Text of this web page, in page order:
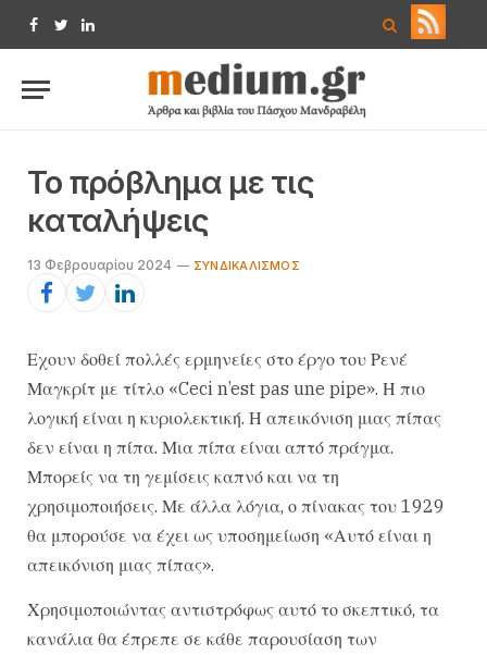
Facebook
TwitterLinkedIn
Το πρόβλημα με τις
καταλήψεις
13 Φεβρουαρίου 2024 ΣΥΝΔΙΚΑΛΙΣΜΌΣ
Εχουν δοθεί πολλές ερμηνείες στο έργο του Ρενέ
Μαγκρίτ με τίτλο «Ceci n’est pas une pipe». Η πιο
λογική είναι η κυριολεκτική. Η απεικόνιση μιας πίπας
δεν είναι η πίπα. Μια πίπα είναι απτό πράγμα.
Μπορείς να τη γεμίσεις καπνό και να τη
χρησιμοποιήσεις. Με άλλα λόγια, ο πίνακας του 1929
θα μπορούσε να έχει ως υποσημείωση «Αυτό είναι η
απεικόνιση μιας πίπας».
Χρησιμοποιώντας αντιστρόφως αυτό το σκεπτικό, τα
κανάλια θα έπρεπε σε κάθε παρουσίαση των